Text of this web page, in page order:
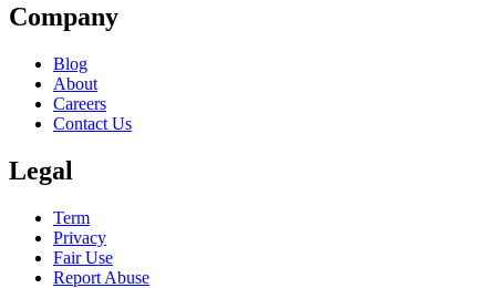
Company
Blog
About
Careers
Contact Us
Legal
Term
Privacy
Fair Use
Report Abuse